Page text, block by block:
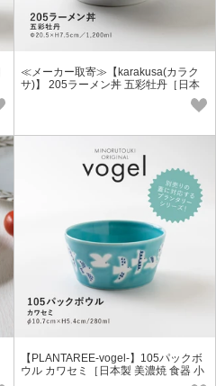
≪メーカー取寄≫【karakusa(カラク
サ)】 205ラーメン丼 五彩牡丹［日本
【PLANTAREE-vogel-】105パックボ
ウル カワセミ［日本製 美濃焼 食器 小